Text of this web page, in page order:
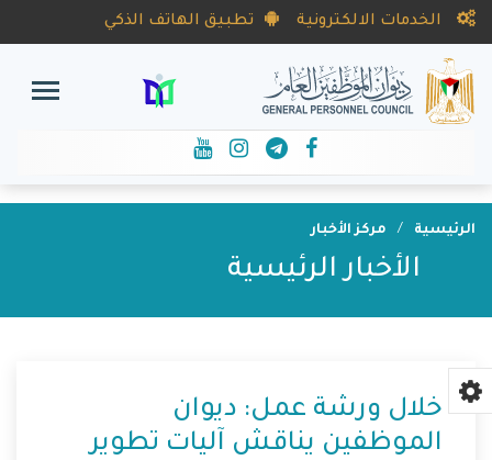
الخدمات الالكترونية تطبيق الهاتف الذكي
الرئيسية مركز الأخبار
الأخبار الرئيسية
خلال ورشة عمل: ديوان
الموظفين يناقش آليات تطوير